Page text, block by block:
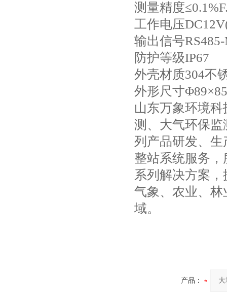
测量精度
工作电压
输出信号
防护等级IP67
外壳材质304不
外形尺寸
山东万象环境
测、大气环保
列产品研发、
整站系统服务
系列解决方案
气象、农业、
域。
产品：